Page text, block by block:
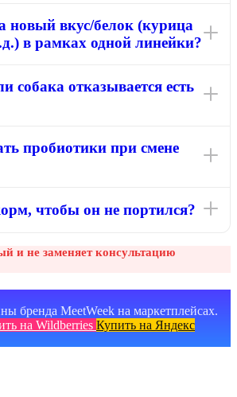
новый вкус/белок (курица
в рамках одной линейки?
собака отказывается есть
пробиотики при смене
чтобы он не портился?
и не заменяет консультацию
бренда MeetWeek на маркетплейсах.
на Wildberries Купить на Яндекс